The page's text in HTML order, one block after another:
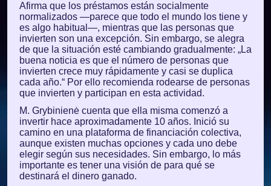
Afirma que los préstamos están socialmente
normalizados —parece que todo el mundo los tiene y
es algo habitual—, mientras que las personas que
invierten son una excepción. Sin embargo, se alegra
de que la situación esté cambiando gradualmente: „La
buena noticia es que el número de personas que
invierten crece muy rápidamente y casi se duplica
cada año.“ Por ello recomienda rodearse de personas
que invierten y participan en esta actividad.
M. Grybinienė cuenta que ella misma comenzó a
invertir hace aproximadamente 10 años. Inició su
camino en una plataforma de financiación colectiva,
aunque existen muchas opciones y cada uno debe
elegir según sus necesidades. Sin embargo, lo más
importante es tener una visión de para qué se
destinará el dinero ganado.